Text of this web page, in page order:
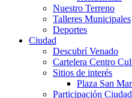
Nuestro Terreno
Talleres Municipales
Deportes
Ciudad
Descubrí Venado
Cartelera Centro
Sitios de interés
Plaza San
Participación